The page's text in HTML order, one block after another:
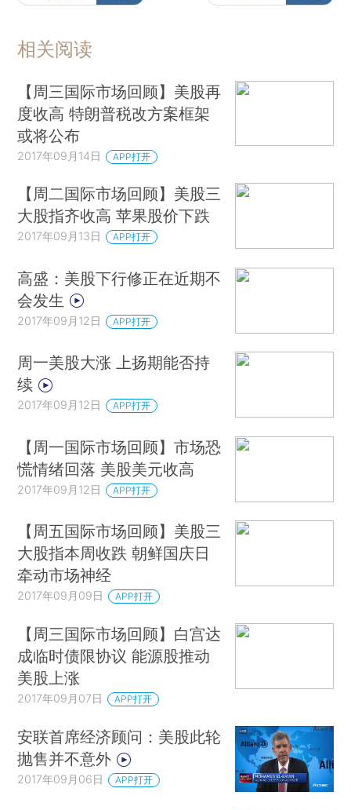
相关阅读
【周三国际市场回顾】美股再
度收高 特朗普税改方案框架
或将公布
2017年09月14日 APP打开
【周二国际市场回顾】美股三
大股指齐收高 苹果股价下跌
2017年09月13日 APP打开
高盛：美股下行修正在近期不
会发生
2017年09月12日 APP打开
周一美股大涨 上扬期能否持
续
2017年09月12日 APP打开
【周一国际市场回顾】市场恐
慌情绪回落 美股美元收高
2017年09月12日 APP打开
【周五国际市场回顾】美股三
大股指本周收跌 朝鲜国庆日
牵动市场神经
2017年09月09日 APP打开
【周三国际市场回顾】白宫达
成临时债限协议 能源股推动
美股上涨
2017年09月07日 APP打开
安联首席经济顾问：美股此轮
抛售并不意外
2017年09月06日 APP打开